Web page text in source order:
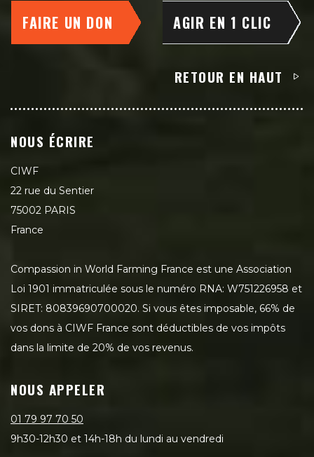
FAIRE UN DON AGIR EN 1 CLIC
RETOUR EN HAUT
NOUS ÉCRIRE
CIWF
22 rue du Sentier
75002 PARIS
France
Compassion in World Farming France est une Association
Loi 1901 immatriculée sous le numéro RNA: W751226958 et
SIRET: 80839690700020. Si vous êtes imposable, 66% de
vos dons à CIWF France sont déductibles de vos impôts
dans la limite de 20% de vos revenus.
NOUS APPELER
01 79 97 70 50
9h30-12h30 et 14h-18h du lundi au vendredi